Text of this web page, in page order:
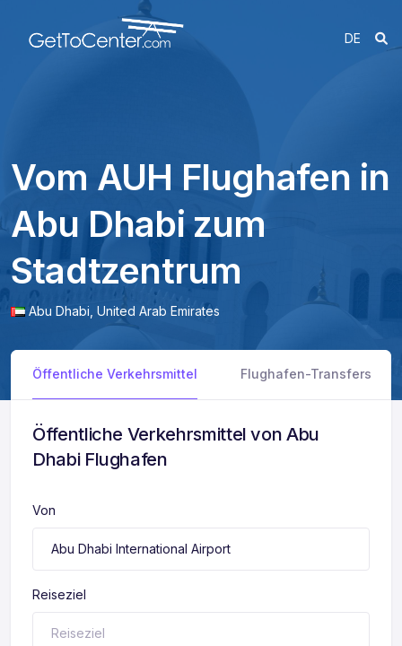
DE
Vom AUH Flughafen in
Abu Dhabi zum
Stadtzentrum
Abu Dhabi, United Arab Emirates
Öffentliche Verkehrsmittel Flughafen-Transfers
Öffentliche Verkehrsmittel von Abu
Dhabi Flughafen
Von
Reiseziel